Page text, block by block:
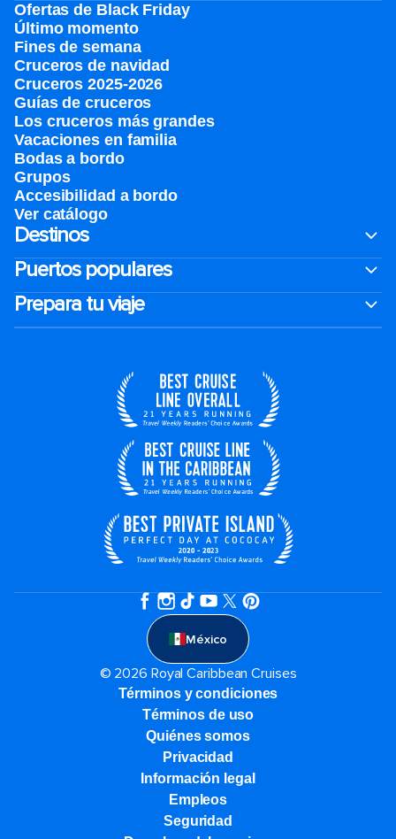
Ofertas de Black Friday
Último momento
Fines de semana
Cruceros de navidad
Cruceros 2025-2026
Guías de cruceros
Los cruceros más grandes
Vacaciones en familia
Bodas a bordo
Grupos
Accesibilidad a bordo
Ver catálogo
Destinos
Puertos populares
Prepara tu viaje
México
© 2026 Royal Caribbean Cruises
Términos y condiciones
Términos de uso
Quiénes somos
Privacidad
Información legal
Empleos
Seguridad